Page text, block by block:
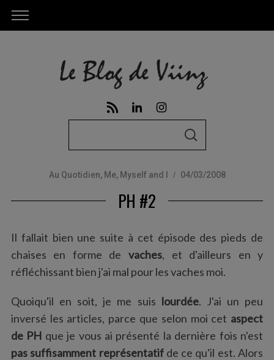
r
S
C
H
Au Quotidien, Me, Myself and I 04/03/2008
PH #2
Il fallait bien une suite à cet épisode des pieds de
chaises en forme de vaches, et d'ailleurs en y
réfléchissant bien j'ai mal pour les vaches moi.
Quoiqu'il en soit, je me suis lourdée. J'ai un peu
inversé les articles, parce que selon moi cet aspect
de PH que je vous ai présenté la dernière fois n'est
pas suffisamment représentatif de ce qu'il est. Alors